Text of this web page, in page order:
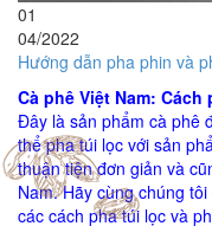
01
04/2022
Hướng dẫn pha phin và
Cà phê Việt Nam:
Đây là sản phẩm cà phê
thể pha túi lọc với sản
thuận tiện đơn giản và
Nam. Hãy cùng chúng
các cách pha túi lọc và